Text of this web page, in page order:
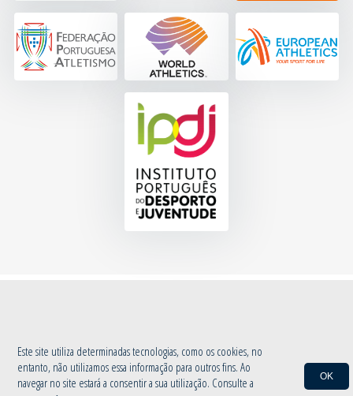
Este site utiliza determinadas tecnologias, como os cookies, no
entanto, não utilizamos essa informação para outros fins. Ao
navegar no site estará a consentir a sua utilização. Consulte a
OK